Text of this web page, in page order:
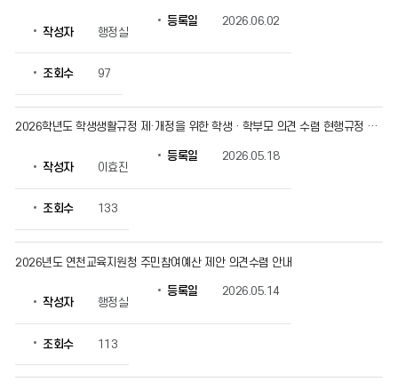
작성자 행정실
등록일 2026.06.02
조회수 97
2026학년도 학생생활규정 제·개정을 위한 학생 · 학부모 의견 수렴 현행규정 및 개정안 비교표(신구대조표)
작성자 이효진
등록일 2026.05.18
조회수 133
2026년도 연천교육지원청 주민참여예산 제안 의견수렴 안내
작성자 행정실
등록일 2026.05.14
조회수 113